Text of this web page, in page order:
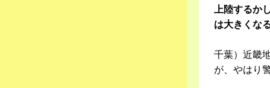
上陸するか
は大きくな
千葉）近畿
が、やはり